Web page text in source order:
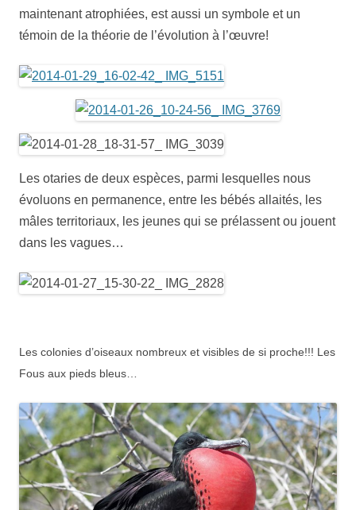
maintenant atrophiées, est aussi un symbole et un
témoin de la théorie de l’évolution à l’œuvre!
Les otaries de deux espèces, parmi lesquelles nous
évoluons en permanence, entre les bébés allaités, les
mâles territoriaux, les jeunes qui se prélassent ou jouent
dans les vagues…
Les colonies d’oiseaux nombreux et visibles de si proche!!! Les
Fous aux pieds bleus…